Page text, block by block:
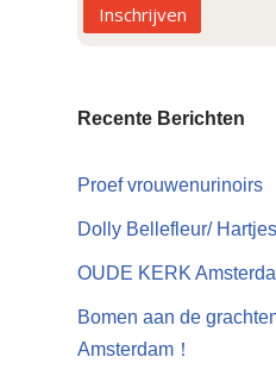
Inschrijven
Recente Berichten
Proef vrouwenurinoirs
Dolly Bellefleur/
OUDE KERK
Bomen aan de
Amsterdam！